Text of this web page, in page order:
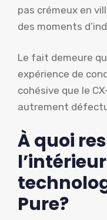
pas crémeux en
des moments
Le fait demeure
expérience de
cohésive que le
autrement
À quoi
Pure?